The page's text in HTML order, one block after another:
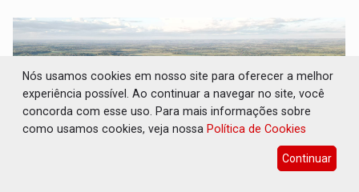
Nós usamos cookies em nosso site para oferecer a melhor
experiência possível. Ao continuar a navegar no site, você
concorda com esse uso. Para mais informações sobre
como usamos cookies, veja nossa Política de Cookies
Continuar